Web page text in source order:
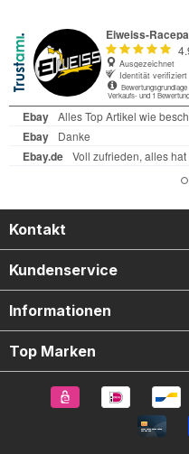
Kontakt
Kundenservice
Informationen
Top Marken